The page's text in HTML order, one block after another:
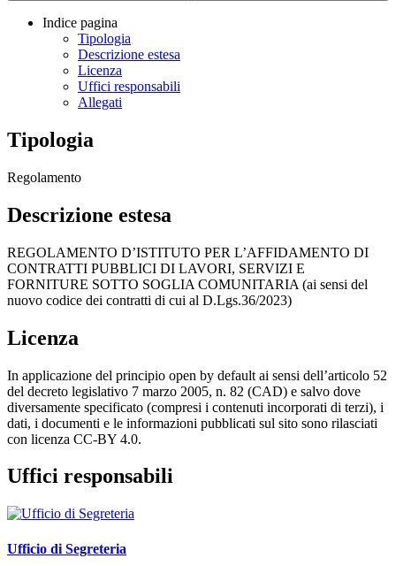
Indice pagina
Tipologia
Descrizione estesa
Licenza
Uffici responsabili
Allegati
Tipologia
Regolamento
Descrizione estesa
REGOLAMENTO D’ISTITUTO PER L’AFFIDAMENTO DI
CONTRATTI PUBBLICI DI LAVORI, SERVIZI E
FORNITURE SOTTO SOGLIA COMUNITARIA (ai sensi del
nuovo codice dei contratti di cui al D.Lgs.36/2023)
Licenza
In applicazione del principio open by default ai sensi dell’articolo 52
del decreto legislativo 7 marzo 2005, n. 82 (CAD) e salvo dove
diversamente specificato (compresi i contenuti incorporati di terzi), i
dati, i documenti e le informazioni pubblicati sul sito sono rilasciati
con licenza CC-BY 4.0.
Uffici responsabili
Ufficio di Segreteria